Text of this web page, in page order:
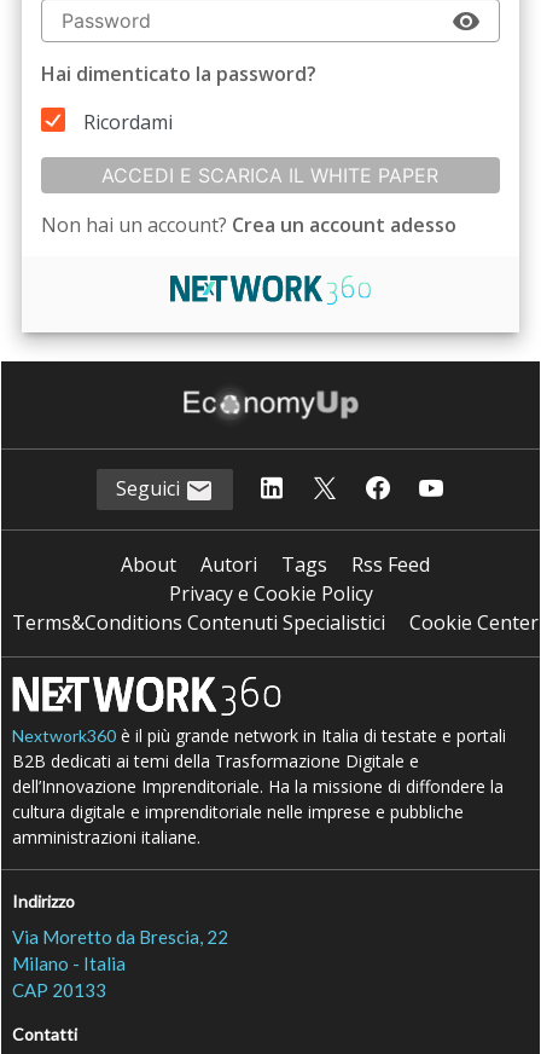
Hai dimenticato la password?
Ricordami
ACCEDI E SCARICA IL WHITE PAPER
Non hai un account? Crea un account adesso
Seguici
About Autori Tags
Rss Feed
Privacy e Cookie Policy
Terms&Conditions Contenuti Specialistici
Cookie Center
Nextwork360 è il più grande network in Italia di testate e portali
B2B dedicati ai temi della Trasformazione Digitale e
dell’Innovazione Imprenditoriale. Ha la missione di diffondere la
cultura digitale e imprenditoriale nelle imprese e pubbliche
amministrazioni italiane.
Indirizzo
Via Moretto da Brescia, 22
Milano - Italia
CAP 20133
Contatti